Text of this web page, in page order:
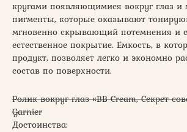
кругами появляющимися вокруг глаз
пигменты, которые оказывают
мгновенно скрывающий потемнения и
естественное покрытие. Емкость, в
продукт, позволяет легко и экономно
состав по поверхности.
Ролик вокруг глаз «BB Cream, Секрет
Garnier
Достоинства: